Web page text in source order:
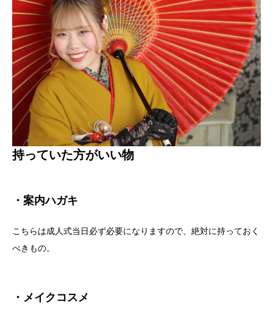
持っていた方がいい物
・案内ハガキ
こちらは成人式当日必ず必要になりますので、絶対に持っておく
べきもの。
・メイクコスメ